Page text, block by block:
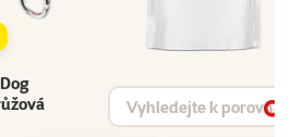
Vyhledat produkt